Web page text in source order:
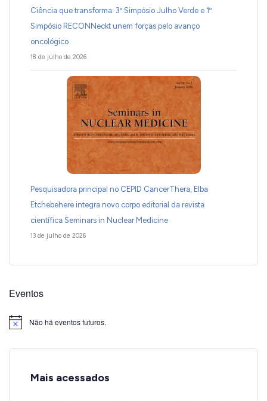
Ciência que transforma: 3º Simpósio Julho Verde e 1º
Simpósio RECONNeckt unem forças pelo avanço
oncológico
18 de julho de 2026
Pesquisadora principal no CEPID CancerThera, Elba
Etchebehere integra novo corpo editorial da revista
científica Seminars in Nuclear Medicine
13 de julho de 2026
Eventos
Notice Não há eventos futuros.
Mais acessados